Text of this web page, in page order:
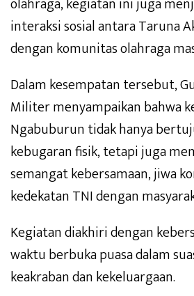
interaksi sosial antara Taruna
dengan komunitas olahraga
Dalam kesempatan tersebut,
Militer menyampaikan bahwa
Ngabuburun tidak hanya
kebugaran fisik, tetapi juga
semangat kebersamaan, jiwa
kedekatan TNI dengan
Kegiatan diakhiri dengan
waktu berbuka puasa dalam
keakraban dan kekeluargaan.